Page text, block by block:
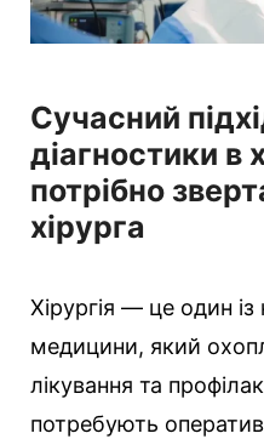
Сучасний
діагностики в
потрібно
хірурга
Хірургія — це один
медицини, який
лікування та
потребують